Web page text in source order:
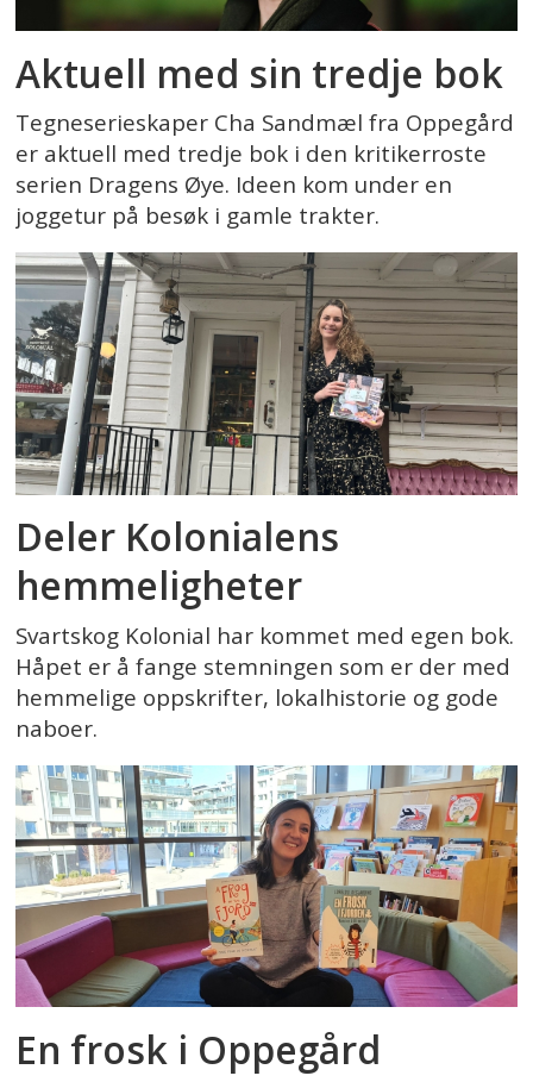
Aktuell med sin tredje bok
Tegneserieskaper Cha Sandmæl fra Oppegård
er aktuell med tredje bok i den kritikerroste
serien Dragens Øye. Ideen kom under en
joggetur på besøk i gamle trakter.
Deler Kolonialens
hemmeligheter
Svartskog Kolonial har kommet med egen bok.
Håpet er å fange stemningen som er der med
hemmelige oppskrifter, lokalhistorie og gode
naboer.
En frosk i Oppegård